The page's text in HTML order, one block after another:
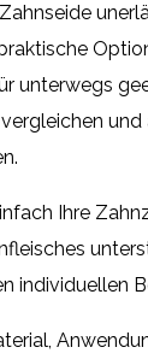
unterwegs
und
Ihre
individuellen